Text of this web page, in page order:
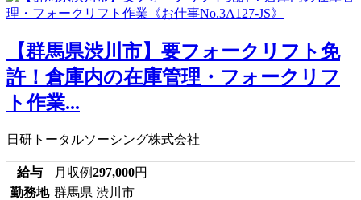
【群馬県渋川市】要フォークリフト免
許！倉庫内の在庫管理・フォークリフ
ト作業...
日研トータルソーシング株式会社
給与 月収例297,000円
勤務地 群馬県 渋川市